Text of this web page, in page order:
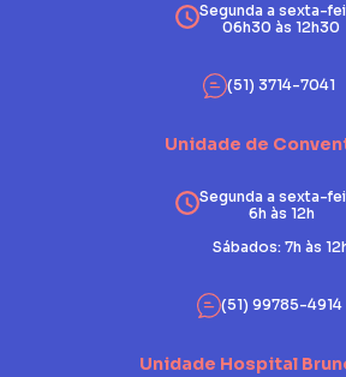
Segunda a sexta-
06h30 às 12h30
(51) 3714-7041
Unidade de
Segunda a sexta-
6h às 12h
Sábados: 7h às
(51) 99785-4914
Unidade Hospital